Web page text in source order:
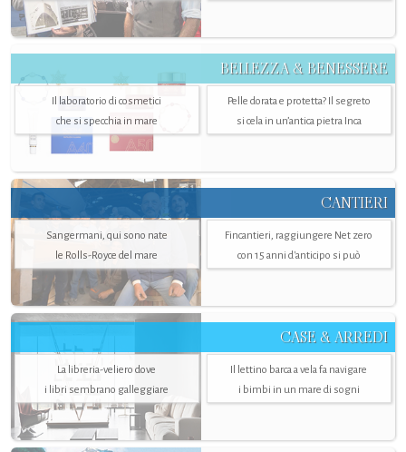
BELLEZZA & BENESSERE
Il laboratorio di cosmetici
che si specchia in mare
Pelle dorata e protetta? Il segreto
si cela in un’antica pietra Inca
CANTIERI
Sangermani, qui sono nate
le Rolls-Royce del mare
Fincantieri, raggiungere Net zero
con 15 anni d'anticipo si può
CASE & ARREDI
La libreria-veliero dove
i libri sembrano galleggiare
Il lettino barca a vela fa navigare
i bimbi in un mare di sogni